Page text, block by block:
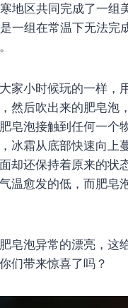
地区共同完成了一组
一组在常温下无法完
家小时候玩的一样，
然后吹出来的肥皂泡
皂泡接触到任何一个
冰霜从底部快速向上
却还保持着原来的状
温愈发的低，而肥皂
皂泡异常的漂亮，这
们带来惊喜了吗？